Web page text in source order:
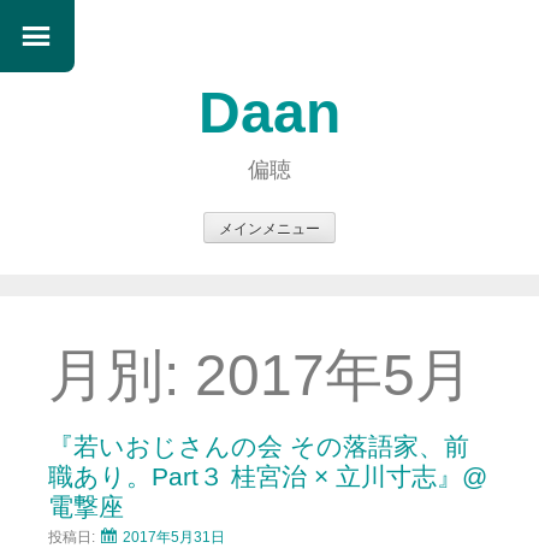
Daan
偏聴
メインメニュー
ン
ツ
へ
ス
キ
ッ
プ
月別: 2017年5月
『若いおじさんの会 その落語家、前
職あり。Part３ 桂宮治 × 立川寸志』@
電撃座
投稿日: 2017年5月31日